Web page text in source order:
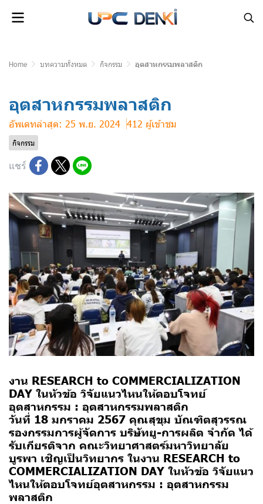
Home บทความทั้งหมด กิจกรรม อุตสาหกรรมพลาสติก
อุตสาหกรรมพลาสติก
อัพเดทล่าสุด: 25 พ.ย. 2024 412 ผู้เข้าชม
กิจกรรม
แชร์
งาน RESEARCH to COMMERCIALIZATION
DAY ในหัวข้อ วิจัยแนวไหนให้ตอบโจทย์
อุตสาหกรรม : อุตสาหกรรมพลาสติก
วันที่ 18 มกราคม 2567 คุณสุขุม บัณฑิตสุวรรณ
รองกรรมการผู้จัดการ บริษัทยู-การผลิต จำกัด ได้
รับเกียรติจาก คณะวิทยาศาสตร์มหาวิทยาลัย
บูรพา เชิญเป็นวิทยากร ในงาน RESEARCH to
COMMERCIALIZATION DAY ในหัวข้อ วิจัยแนว
ไหนให้ตอบโจทย์อุตสาหกรรม : อุตสาหกรรม
พลาสติก